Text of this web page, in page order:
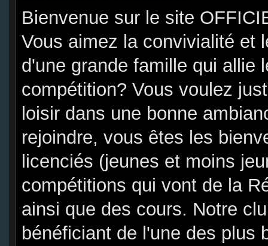
Bienvenue sur le site
Vous aimez la convivialité et
d'une grande famille qui allie
compétition? Vous voulez
loisir dans une bonne
rejoindre, vous êtes les
licenciés (jeunes et moins
compétitions qui vont de la
ainsi que des cours. Notre
bénéficiant de l'une des plus